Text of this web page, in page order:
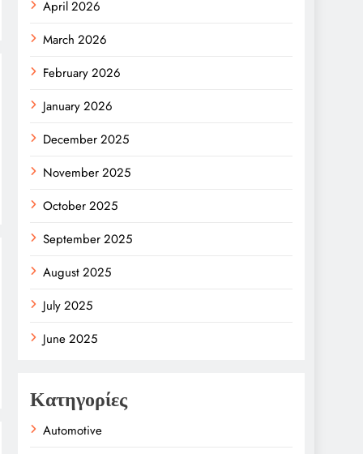
April 2026
March 2026
February 2026
January 2026
December 2025
November 2025
October 2025
September 2025
August 2025
July 2025
June 2025
Κατηγορίες
Automotive